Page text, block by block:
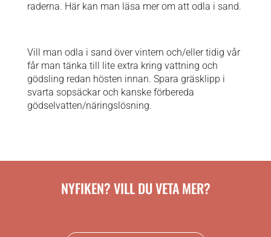
raderna. Härkan man läsa mer om att odla i sand.
Vill man odla i sand över vintern och/eller tidig vår
får man tänka till lite extra kring vattning och
gödsling redan hösten innan. Spara gräsklipp i
svarta sopsäckar och kanske förbereda
gödselvatten/näringslösning.
NYFIKEN? VILL DU VETA MER?